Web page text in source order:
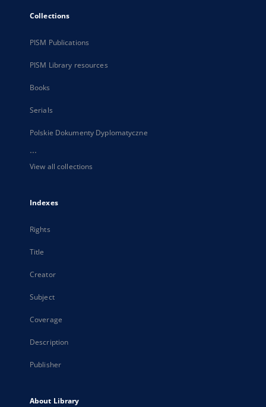
Collections
PISM Publications
PISM Library resources
Books
Serials
Polskie Dokumenty Dyplomatyczne
...
View all collections
Indexes
Rights
Title
Creator
Subject
Coverage
Description
Publisher
About Library